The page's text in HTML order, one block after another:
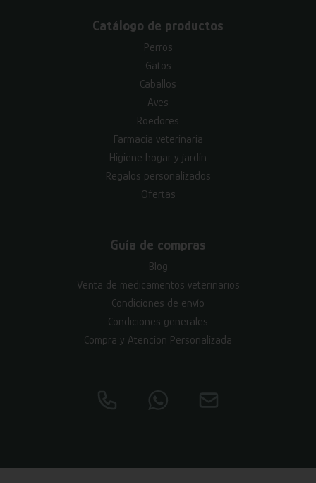
Catálogo de productos
Perros
Gatos
Caballos
Aves
Roedores
Farmacia veterinaria
Higiene hogar y jardín
Regalos personalizados
Ofertas
Guía de compras
Blog
Venta de medicamentos veterinarios
Condiciones de envío
Condiciones generales
Compra y Atención Personalizada